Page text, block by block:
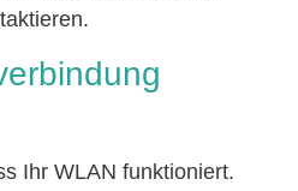
Ihr WLAN funktioniert.